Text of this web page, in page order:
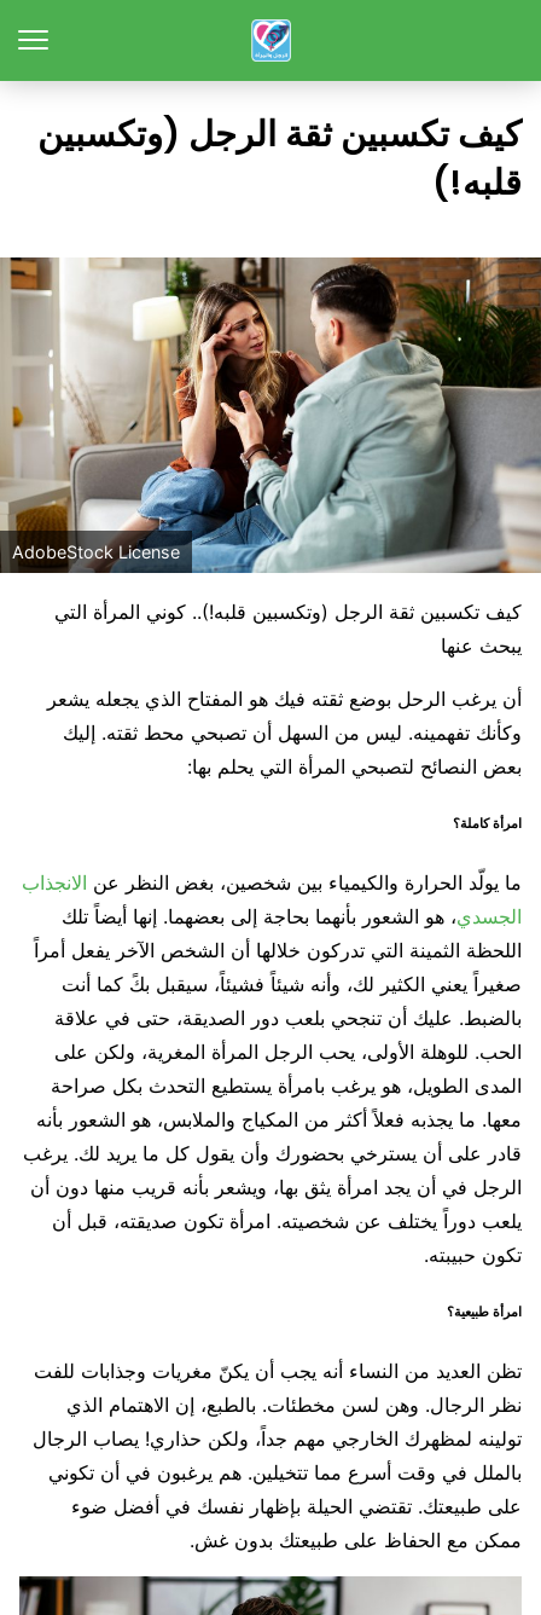
كيف تكسبين ثقة الرجل (وتكسبين
قلبه!)
AdobeStock License
كيف تكسبين ثقة الرجل (وتكسبين قلبه!).. كوني المرأة التي
يبحث عنها
أن يرغب الرحل بوضع ثقته فيك هو المفتاح الذي يجعله يشعر
وكأنك تفهمينه. ليس من السهل أن تصبحي محط ثقته. إليك
بعض النصائح لتصبحي المرأة التي يحلم بها:
امرأة كاملة؟
ما يولّد الحرارة والكيمياء بين شخصين، بغض النظر عن الانجذاب
الجسدي، هو الشعور بأنهما بحاجة إلى بعضهما. إنها أيضاً تلك
اللحظة الثمينة التي تدركون خلالها أن الشخص الآخر يفعل أمراً
صغيراً يعني الكثير لك، وأنه شيئاً فشيئاً، سيقبل بكً كما أنت
بالضبط. عليك أن تنجحي بلعب دور الصديقة، حتى في علاقة
الحب. للوهلة الأولى، يحب الرجل المرأة المغرية، ولكن على
المدى الطويل، هو يرغب بامرأة يستطيع التحدث بكل صراحة
معها. ما يجذبه فعلاً أكثر من المكياج والملابس، هو الشعور بأنه
قادر على أن يسترخي بحضورك وأن يقول كل ما يريد لك. يرغب
الرجل في أن يجد امرأة يثق بها، ويشعر بأنه قريب منها دون أن
يلعب دوراً يختلف عن شخصيته. امرأة تكون صديقته، قبل أن
تكون حبيبته.
امرأة طبيعية؟
تظن العديد من النساء أنه يجب أن يكنّ مغريات وجذابات للفت
نظر الرجال. وهن لسن مخطئات. بالطبع، إن الاهتمام الذي
تولينه لمظهرك الخارجي مهم جداً، ولكن حذاري! يصاب الرجال
بالملل في وقت أسرع مما تتخيلين. هم يرغبون في أن تكوني
على طبيعتك. تقتضي الحيلة بإظهار نفسك في أفضل ضوء
ممكن مع الحفاظ على طبيعتك بدون غش.